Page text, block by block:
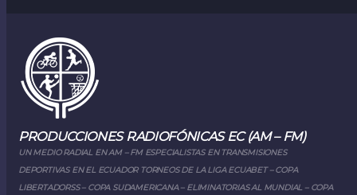
PRODUCCIONES RADIOFÓNICAS EC (AM – FM)
UN MEDIO RADIAL EN AM – FM ESPECIALISTAS EN TRANSMISIONES
DEPORTIVAS EN EL ECUADOR TORNEOS DE LA LIGA ECUABET – COPA
LIBERTADORSS – COPA SUDAMERICANA – ELIMINATORIAS AL MUNDIAL – COPA